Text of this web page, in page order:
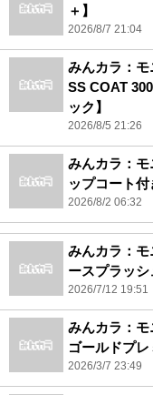
＋】
2026/8/7 21:04
みんカラ：
SS COAT
ック】
2026/8/5 21:26
みんカラ：モ
ップコート付
2026/8/2 06:32
みんカラ：
ースプラッシ
2026/7/12 19:51
みんカラ：
ゴールドプレ
2026/3/7 23:49